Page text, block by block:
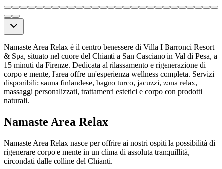
Namaste Area Relax è il centro benessere di Villa I Barronci Resort
& Spa, situato nel cuore del Chianti a San Casciano in Val di Pesa, a
15 minuti da Firenze. Dedicata al rilassamento e rigenerazione di
corpo e mente, l'area offre un'esperienza wellness completa. Servizi
disponibili: sauna finlandese, bagno turco, jacuzzi, zona relax,
massaggi personalizzati, trattamenti estetici e corpo con prodotti
naturali.
Namaste Area Relax
Namaste Area Relax nasce per offrire ai nostri ospiti la possibilità di
rigenerare corpo e mente in un clima di assoluta tranquillità,
circondati dalle colline del Chianti.